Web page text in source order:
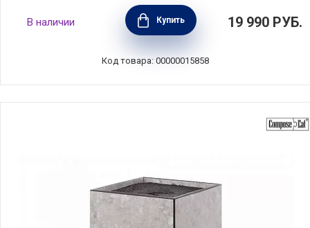
Блок для кухонных ножей деревянный
материал дерево, цвет коричневый,
Brabantia, Бельгия, 430008
В наличии Купить 19 990 РУБ.
Код товара: 00000015858